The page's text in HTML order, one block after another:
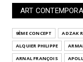
ART
9ÈME CONCEPT ADZAK
ALQUIER PHILIPPE
ARNAL FRANÇOIS